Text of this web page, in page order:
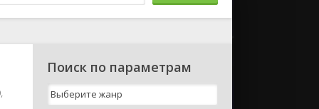
Поиск по параметрам